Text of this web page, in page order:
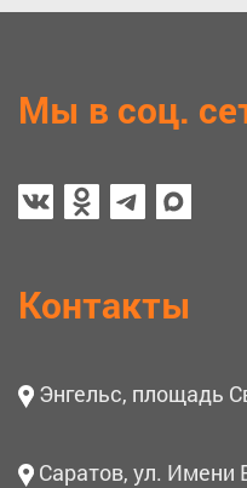
Мы в соц.
Контакты
Энгельс, площадь
Саратов, ул. Имени